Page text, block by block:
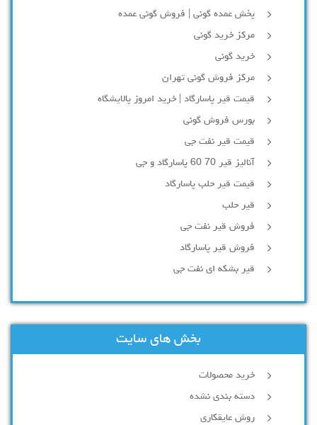
پخش عمده گونی | فروش گونی عمده
مرکز خرید گونی
خرید گونی
مرکز فروش گونی تهران
قیمت قیر پاسارگاد | خرید امروز پالایشگاه
بورس فروش گونی
قیمت قیر نفت جی
آنالیز قیر 70 60 پاسارگاد و جی
قیمت قیر حلب پاسارگاد
قیر حلب
فروش قیر نفت جی
فروش قیر پاسارگاد
قیر بشکه ای نفت جی
بخش های سایت
خرید محصولات
دسته بندی نشده
روش عایقکاری